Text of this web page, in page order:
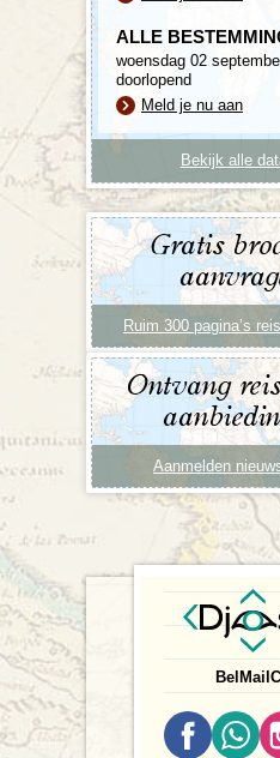
ALLE
woensdag 02
doorlopend
Meld je nu aan
Bekijk alle
Gratis
Ruim 300 pagina’s
Ontvang
Aanmelden
Bel Mail